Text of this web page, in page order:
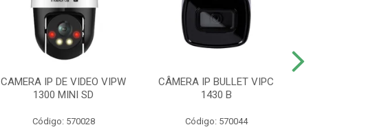
CAMERA IP DE VIDEO VIPW
1300 MINI SD
Código: 570028
CÂMERA IP BULLET VIPC
1430 B
Código: 570044